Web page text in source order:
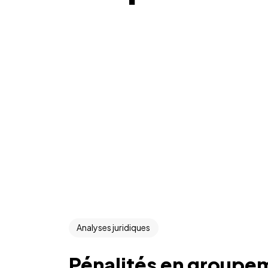
Analyses juridiques